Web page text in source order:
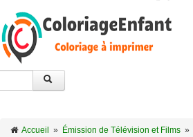
Accueil » Émission de Télévision et Films »